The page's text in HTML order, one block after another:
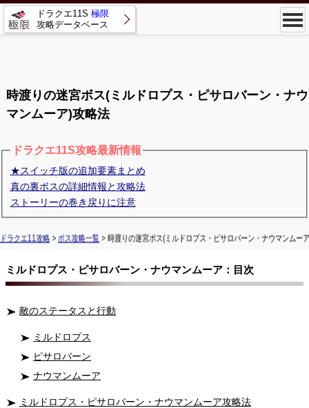
ドラクエ11S 極限
攻略データベース
時渡りの迷宮ボス(ミルドロプス・ピサロバーン・ナウ
マンムーア)攻略法
ドラクエ11S攻略最新情報
★スイッチ版の追加要素まとめ
真の裏ボスの詳細情報と攻略法
ストーリーの巻き戻りに注意
ドラクエ11攻略 > ボス攻略一覧 > 時渡りの迷宮ボス(ミルドロプス・ピサロバーン・ナウマンムー
ミルドロプス・ピサロバーン・ナウマンムーア：目次
敵のステータスと行動
ミルドロプス
ピサロバーン
ナウマンムーア
ミルドロプス・ピサロバーン・ナウマンムーア攻略法